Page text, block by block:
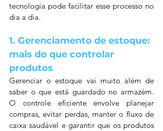
tecnologia pode facilitar esse processo no
dia a dia.
1. Gerenciamento de estoque:
mais do que controlar
produtos
Gerenciar o estoque vai muito além de
saber o que está guardado no armazém.
O controle eficiente envolve planejar
compras, evitar perdas, manter o fluxo de
caixa saudável e garantir que os produtos